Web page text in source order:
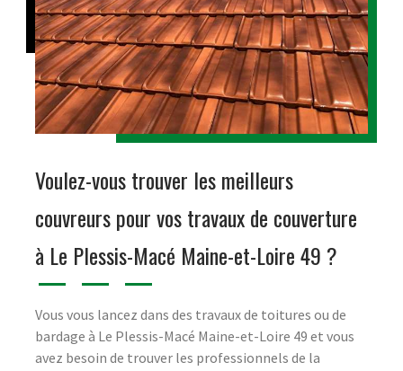
Voulez-vous trouver les meilleurs
couvreurs pour vos travaux de couverture
à Le Plessis-Macé Maine-et-Loire 49 ?
Vous vous lancez dans des travaux de toitures ou de
bardage à Le Plessis-Macé Maine-et-Loire 49 et vous
avez besoin de trouver les professionnels de la